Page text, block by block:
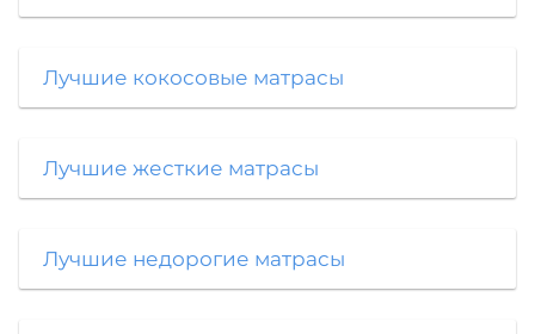
Лучшие кокосовые матрасы
Лучшие жесткие матрасы
Лучшие недорогие матрасы